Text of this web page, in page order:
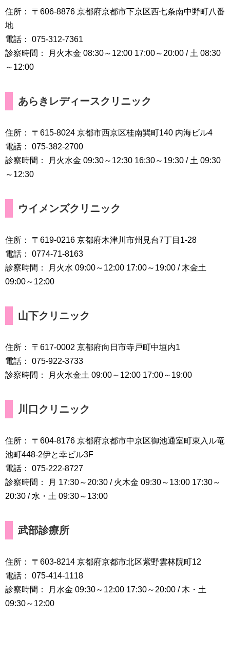
住所： 〒606-8876 京都府京都市下京区西七条南中野町八番
地
電話： 075-312-7361
診察時間： 月火木金 08:30～12:00 17:00～20:00 / 土 08:30
～12:00
あらきレディースクリニック
住所： 〒615-8024 京都市西京区桂南巽町140 内海ビル4
電話： 075-382-2700
診察時間： 月火水金 09:30～12:30 16:30～19:30 / 土 09:30
～12:30
ウイメンズクリニック
住所： 〒619-0216 京都府木津川市州見台7丁目1-28
電話： 0774-71-8163
診察時間： 月火水 09:00～12:00 17:00～19:00 / 木金土
09:00～12:00
山下クリニック
住所： 〒617-0002 京都府向日市寺戸町中垣内1
電話： 075-922-3733
診察時間： 月火水金土 09:00～12:00 17:00～19:00
川口クリニック
住所： 〒604-8176 京都府京都市中京区御池通室町東入ル竜
池町448-2伊と幸ビル3F
電話： 075-222-8727
診察時間： 月 17:30～20:30 / 火木金 09:30～13:00 17:30～
20:30 / 水・土 09:30～13:00
武部診療所
住所： 〒603-8214 京都府京都市北区紫野雲林院町12
電話： 075-414-1118
診察時間： 月水金 09:30～12:00 17:30～20:00 / 木・土
09:30～12:00